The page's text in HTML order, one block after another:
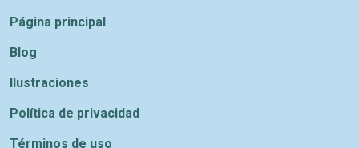
Página principal
Blog
Ilustraciones
Política de privacidad
Términos de uso